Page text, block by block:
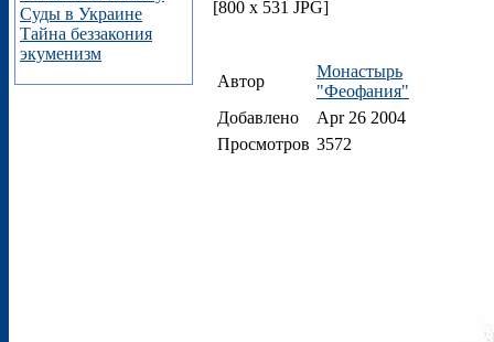
Суды в Украине
Тайна беззакония
экуменизм
[800 x 531 JPG]
Автор
Монастырь
"Феофания"
Добавлено
Apr 26 2004
Просмотров 3572